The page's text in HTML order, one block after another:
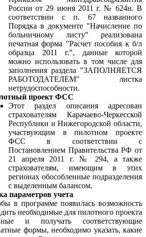
России от 29 июня 2011 г. № 624н. В
соответствии с п. 67 названного
Порядка в документе "Начисление по
больничному листу" реализована
печатная форма "Расчет пособия к б/л
образца 2011 г.", данные которой
можно использовать в том числе для
заполнения раздела "ЗАПОЛНЯЕТСЯ
РАБОТОДАТЕЛЕМ" листка
нетрудоспособности.
проект ФСС
Этот раздел описания адресован
страхователям Карачаево-Черкесской
Республики и Нижегородской области,
участвующим в пилотном проекте
ФСС в соответствии с
Постановлением Правительства РФ от
21 апреля 2011 г. № 294, а также
страхователям, имеющим в этих
регионах обособленные подразделения
с выделенным балансом.
параметров учета
в программе появилась возможность
необходимые для пилотного проекта
и получать соответствующие
формы, необходимо указать, какие